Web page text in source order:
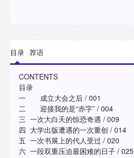
目录 荐语
CONTENTS
目录
一 成立大会之后 / 001
二 迎接我的是“赤字” / 004
三 一次大白天的惊恐奇遇 / 009
四 大学出版遭遇的一次重创 / 014
五 一次书展上的代人受过 / 020
六 一段双重压迫最困难的日子 / 025